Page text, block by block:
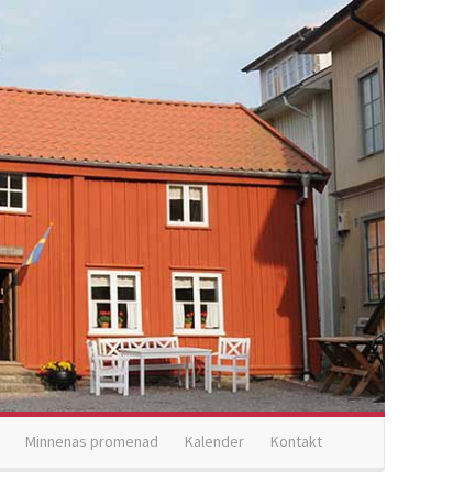
Minnenas promenad Kalender Kontakt